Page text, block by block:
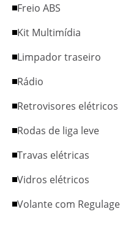
Freio ABS
Kit Multimídia
Limpador traseiro
Rádio
Retrovisores elétricos
Rodas de liga leve
Travas elétricas
Vidros elétricos
Volante com